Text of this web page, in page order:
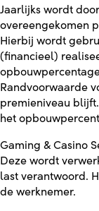
Jaarlijks wordt
overeengekomen
Hierbij wordt
(financieel)
Randvoorwaarde
premieniveau
het
Gaming & Casino
Deze wordt
last verantwoord.
de werknemer.